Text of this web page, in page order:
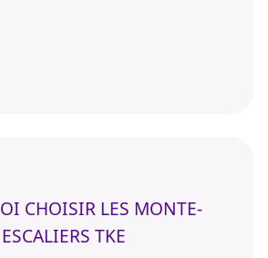
CHOISIR LES MONTE-
ESCALIERS TKE